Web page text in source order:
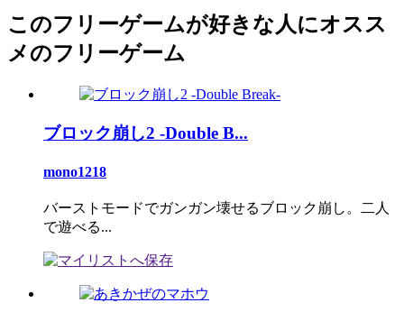
このフリーゲームが好きな人にオスス
メのフリーゲーム
ブロック崩し2 -Double B...
mono1218
バーストモードでガンガン壊せるブロック崩し。二人
で遊べる...